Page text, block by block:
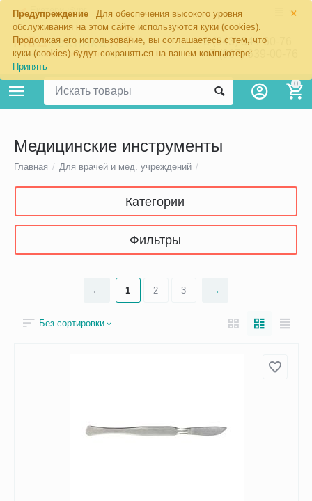
×
Предупреждение
Для обеспечения высокого уровня
обслуживания на этом сайте используются куки (cookies).
Продолжая его использование, вы соглашаетесь с тем, что
куки (cookies) будут сохраняться на вашем компьютере:
Принять
Екатеринбург
8 (343) 344-60-76
+7 (967) 639-00-76
0
Медицинские инструменты
Главная / Для врачей и мед. учреждений /
Категории
Фильтры
1 2 3
Без сортировки